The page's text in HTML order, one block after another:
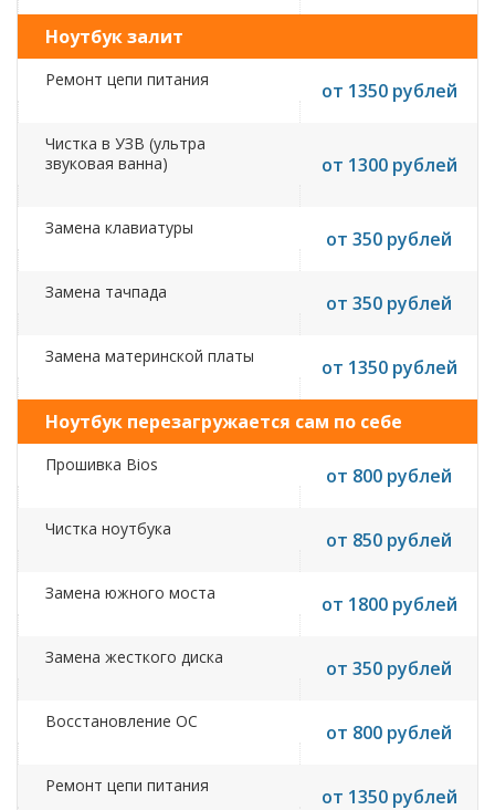
Ноутбук залит
Ремонт цепи питания от 1350 рублей
Чистка в УЗВ (ультра
звуковая ванна)
от 1300 рублей
Замена клавиатуры от 350 рублей
Замена тачпада от 350 рублей
Замена материнской платы от 1350 рублей
Ноутбук перезагружается сам по себе
Прошивка Bios от 800 рублей
Чистка ноутбука от 850 рублей
Замена южного моста от 1800 рублей
Замена жесткого диска от 350 рублей
Восстановление ОС от 800 рублей
Ремонт цепи питания от 1350 рублей